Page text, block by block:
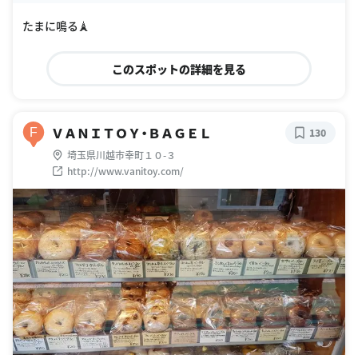
たまに鳴る🗼
このスポットの詳細を見る
F ＶＡＮＩＴＯＹ・ＢＡＧＥＬ
埼玉県川越市幸町１０-３
http://www.vanitoy.com/
130